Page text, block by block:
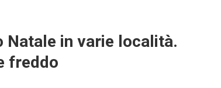
Natale in varie località.
freddo